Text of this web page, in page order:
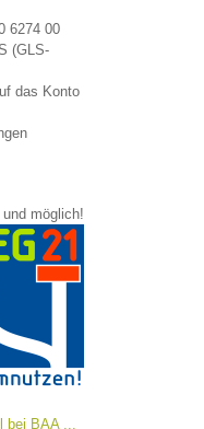
6274 00
(GLS-
das Konto
möglich!
bei BAA ...